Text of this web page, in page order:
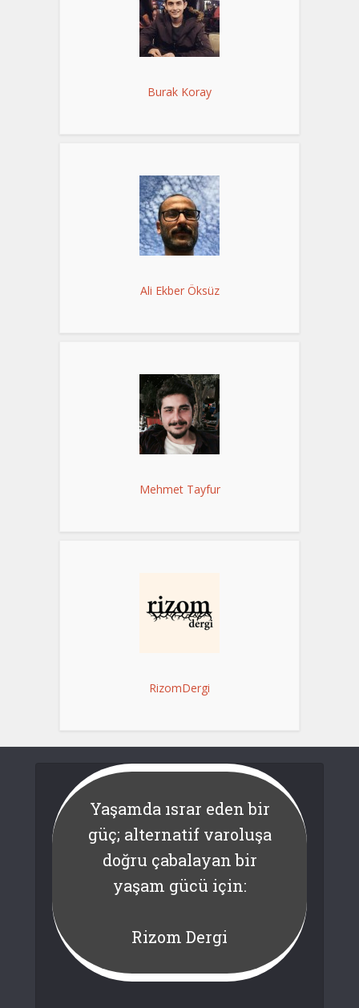
Burak Koray
Ali Ekber Öksüz
Mehmet Tayfur
RizomDergi
Yaşamda ısrar eden bir
güç; alternatif varoluşa
doğru çabalayan bir
yaşam gücü için:
Rizom Dergi